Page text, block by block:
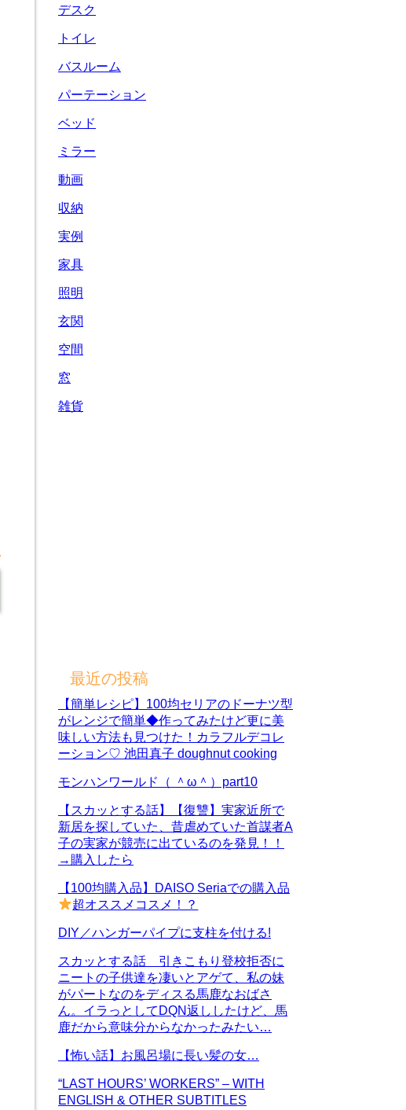
デスク
トイレ
バスルーム
パーテーション
ベッド
ミラー
動画
収納
実例
家具
照明
玄関
空間
窓
雑貨
最近の投稿
【簡単レシピ】100均セリアのドーナツ型
がレンジで簡単◆作ってみたけど更に美
味しい方法も見つけた！カラフルデコレ
ーション♡ 池田真子 doughnut cooking
モンハンワールド（ ＾ω＾）part10
【スカッとする話】【復讐】実家近所で
新居を探していた、昔虐めていた首謀者A
子の実家が競売に出ているのを発見！！
→購入したら
【100均購入品】DAISO Seriaでの購入品
超オススメコスメ！？
DIY／ハンガーパイプに支柱を付ける!
スカッとする話 引きこもり登校拒否に
ニートの子供達を凄いとアゲて、私の妹
がパートなのをディスる馬鹿なおばさ
ん。イラっとしてDQN返ししたけど、馬
鹿だから意味分からなかったみたい…
【怖い話】お風呂場に長い髪の女…
“LAST HOURS’ WORKERS” – WITH
ENGLISH & OTHER SUBTITLES